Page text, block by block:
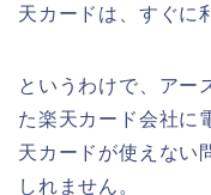
天カードは、すぐに
というわけで、アー
た楽天カード会社に
天カードが使えない
しれません。